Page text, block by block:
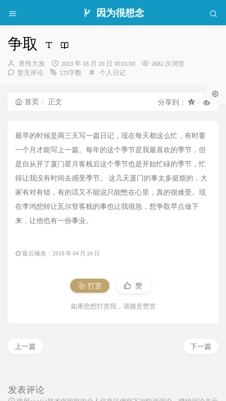
因为很想念
争取
博
主：
兽性大发
发
布
2013 年 03 月 20 日 00:01:00
2682 次浏览
暂无评论
173字数
分
个人日记
首页 正文 分享到：
最早的时候是两三天写一篇日记，现在每天都这么忙，有时要
一个月才能写上一篇。每年的这个季节是我最喜欢的季节，但
是自从开了厦门星月客栈后这个季节也是开始忙碌的季节，忙
得让我没有时间去感受季节。 这几天厦门的事太多挺烦的，大
家有对有错，有的话又不能说只能憋在心里，真的很难受。现
在李鸿想转让瓦尔登客栈的事也让我很急，想争取早点做下
来，让他也有一份事业。
最后修改：2018 年 04 月 26 日
打赏 赞
如果您想打赏我，请随意赞赏
下一篇
上一篇
发表评论